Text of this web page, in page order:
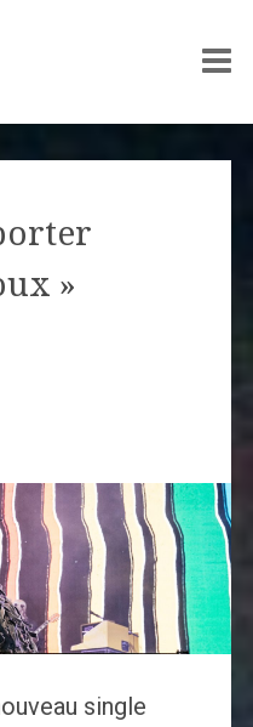
»
single